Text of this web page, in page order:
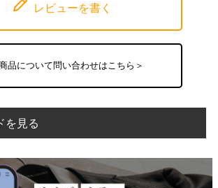
レビューを書く
品について問い合わせはこちら＞
を見る